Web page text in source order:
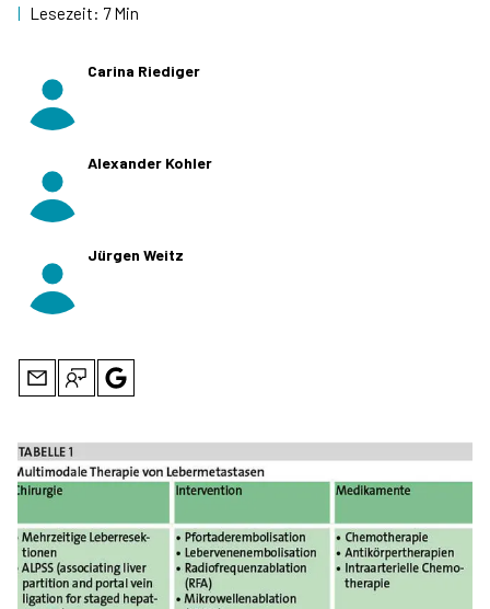
| Lesezeit: 7 Min
Carina Riediger
Alexander Kohler
Jürgen Weitz